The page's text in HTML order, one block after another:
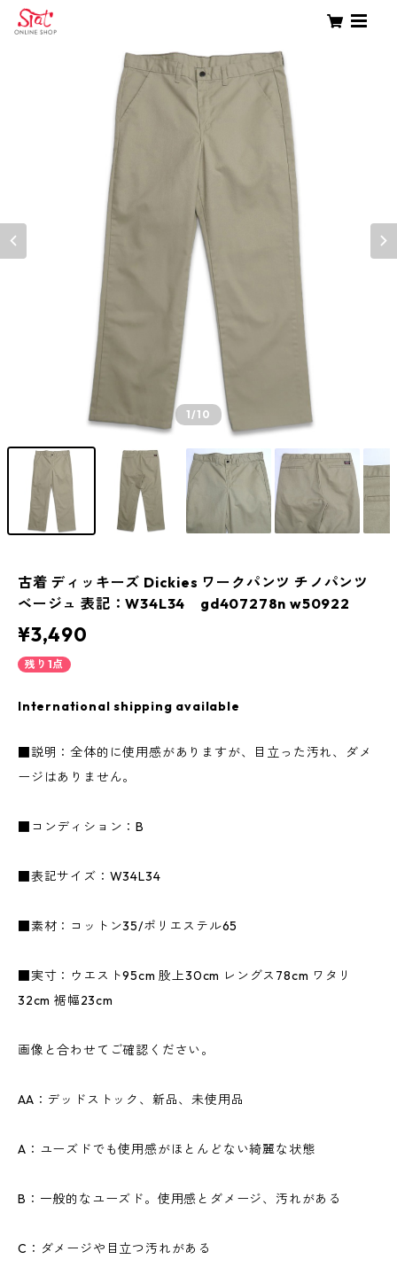
1/10
古着 ディッキーズ Dickies ワークパンツ チノパンツ
ベージュ 表記：W34L34 gd407278n w50922
¥3,490
残り1点
International shipping available
■説明：全体的に使用感がありますが、目立った汚れ、ダメ
ージはありません。
■コンディション：B
■表記サイズ：W34L34
■素材：コットン35/ポリエステル65
■実寸：ウエスト95cm 股上30cm レングス78cm ワタリ
32cm 裾幅23cm
画像と合わせてご確認ください。
AA：デッドストック、新品、未使用品
A：ユーズドでも使用感がほとんどない綺麗な状態
B：一般的なユーズド。使用感とダメージ、汚れがある
C：ダメージや目立つ汚れがある